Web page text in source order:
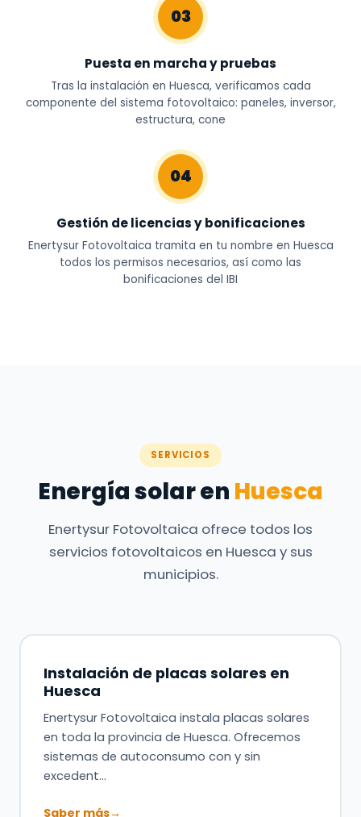
03
Puesta en marcha y pruebas
Tras la instalación en Huesca, verificamos cada
componente del sistema fotovoltaico: paneles, inversor,
estructura, cone
04
Gestión de licencias y bonificaciones
Enertysur Fotovoltaica tramita en tu nombre en Huesca
todos los permisos necesarios, así como las
bonificaciones del IBI
SERVICIOS
Energía solar en Huesca
Enertysur Fotovoltaica ofrece todos los
servicios fotovoltaicos en Huesca y sus
municipios.
Instalación de placas solares en
Huesca
Enertysur Fotovoltaica instala placas solares
en toda la provincia de Huesca. Ofrecemos
sistemas de autoconsumo con y sin
excedent…
Saber más→